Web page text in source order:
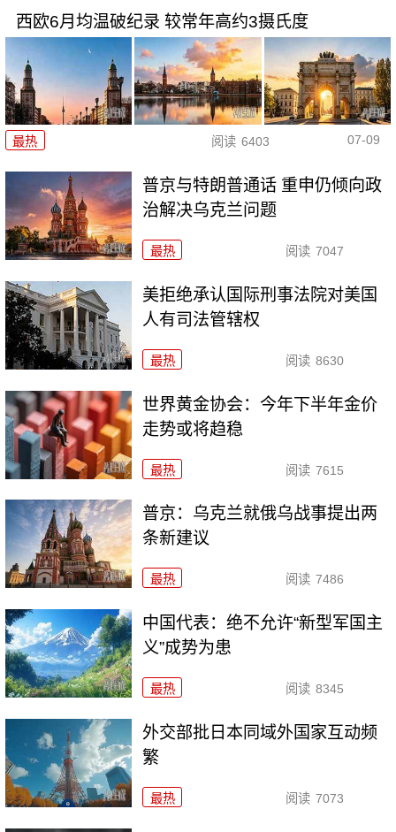
西欧6月均温破纪录 较常年高约3摄氏度
最热 阅读 6403 07-09
普京与特朗普通话 重申仍倾向政
治解决乌克兰问题
最热 阅读 7047
美拒绝承认国际刑事法院对美国
人有司法管辖权
最热 阅读 8630
世界黄金协会：今年下半年金价
走势或将趋稳
最热 阅读 7615
普京：乌克兰就俄乌战事提出两
条新建议
最热 阅读 7486
中国代表：绝不允许“新型军国主
义”成势为患
最热 阅读 8345
外交部批日本同域外国家互动频
繁
最热 阅读 7073